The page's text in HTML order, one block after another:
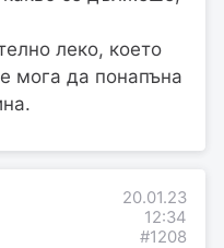
леко, което
мога да понапъна
20.01.23
12:34
#1208